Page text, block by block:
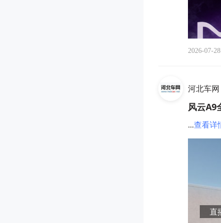
2026-07-28
河北车网
风云A9
...查看详
直